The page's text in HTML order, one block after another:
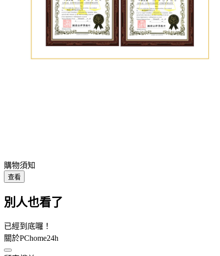
購物須知
查看
別人也看了
已經到底囉！
關於PChome24h